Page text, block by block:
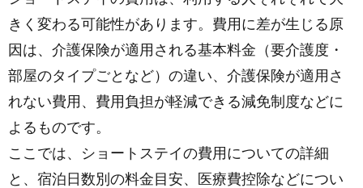
きく変わる可能性があります。費用に差が生じる原
因は、介護保険が適用される基本料金（要介護度・
部屋のタイプごとなど）の違い、介護保険が適用さ
れない費用、費用負担が軽減できる減免制度などに
よるものです。
ここでは、ショートステイの費用についての詳細
と、宿泊日数別の料金目安、医療費控除などについ